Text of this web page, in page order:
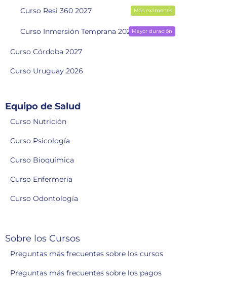
Curso Resi 360 2027 Más exámenes
Curso Inmersión Temprana 2028Mayor duración
Curso Córdoba 2027
Curso Uruguay 2026
Equipo de Salud
Curso Nutrición
Curso Psicología
Curso Bioquímica
Curso Enfermería
Curso Odontología
Sobre los Cursos
Preguntas más frecuentes sobre los cursos
Preguntas más frecuentes sobre los pagos